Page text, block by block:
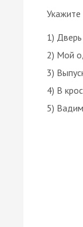
Укажите
1)
2) Мой
3)
4) В
5)